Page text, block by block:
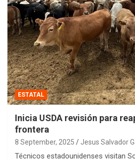
ESTATAL
Inicia USDA revisión para
frontera
8 September, 2025 Jesus Salvador
Técnicos estadounidenses visitan